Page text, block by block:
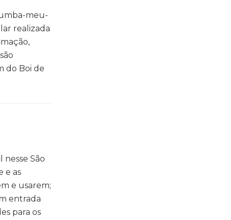
meu-
realizada
do Boi de
São
e as
e usarem;
entrada
para os